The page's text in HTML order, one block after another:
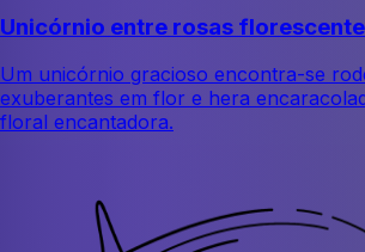
Unicórnio entre rosas
Um unicórnio gracioso encontra-se
exuberantes em flor e hera
floral encantadora.